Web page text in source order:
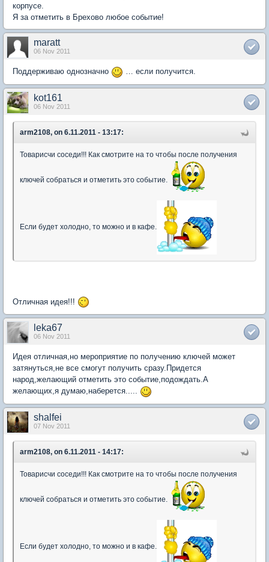
корпусе.
Я за отметить в Брехово любое событие!
maratt
06 Nov 2011
Поддерживаю однозначно … если получится.
kot161
06 Nov 2011
arm2108, on 6.11.2011 - 13:17:
Товарисчи соседи!!! Как смотрите на то чтобы после получения
ключей собраться и отметить это событие.
Если будет холодно, то можно и в кафе.
Отличная идея!!!
leka67
06 Nov 2011
Идея отличная,но мероприятие по получению ключей может
затянуться,не все смогут получить сразу.Придется
народ,желающий отметить это событие,подождать.А
желающих,я думаю,наберется.....
shalfei
07 Nov 2011
arm2108, on 6.11.2011 - 14:17:
Товарисчи соседи!!! Как смотрите на то чтобы после получения
ключей собраться и отметить это событие.
Если будет холодно, то можно и в кафе.